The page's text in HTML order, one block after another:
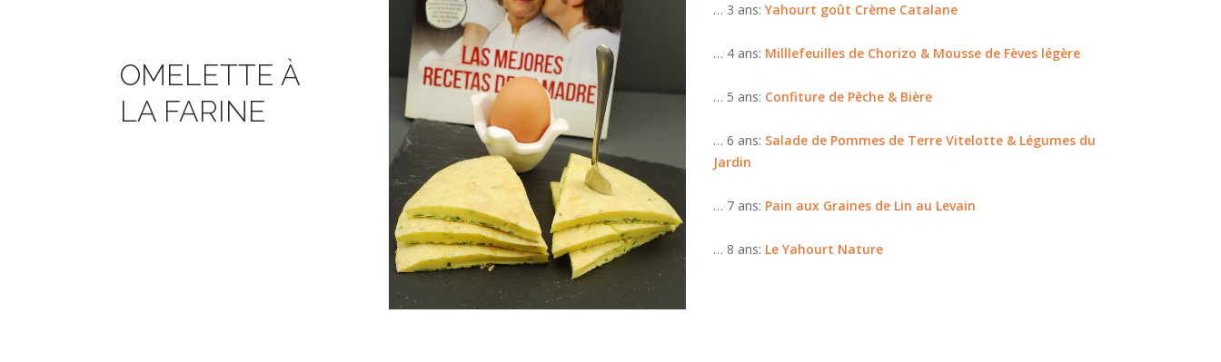
OMELETTE À
LA FARINE
… 3 ans: Yahourt goût Crème Catalane
… 4 ans: Milllefeuilles de Chorizo & Mousse de Fèves légère
… 5 ans: Confiture de Pêche & Bière
… 6 ans: Salade de Pommes de Terre Vitelotte & Légumes du
Jardin
… 7 ans: Pain aux Graines de Lin au Levain
… 8 ans: Le Yahourt Nature